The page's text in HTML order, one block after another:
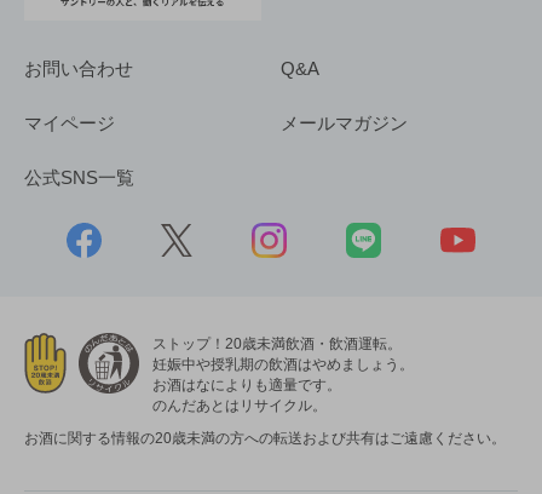
お問い合わせ Q&A
マイページ メールマガジン
公式SNS一覧
ストップ！20歳未満飲酒・飲酒運転。
妊娠中や授乳期の飲酒はやめましょう。
お酒はなによりも適量です。
のんだあとはリサイクル。
お酒に関する情報の20歳未満の方への転送および共有はご遠慮ください。